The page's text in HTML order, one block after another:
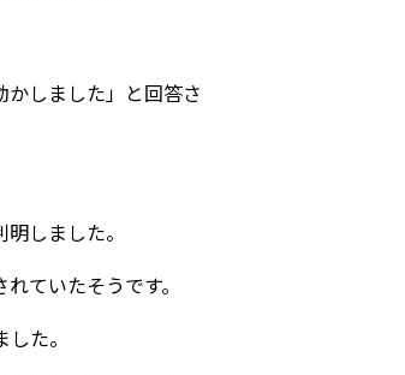
しました」と回答さ
しました。
ていたそうです。
た。